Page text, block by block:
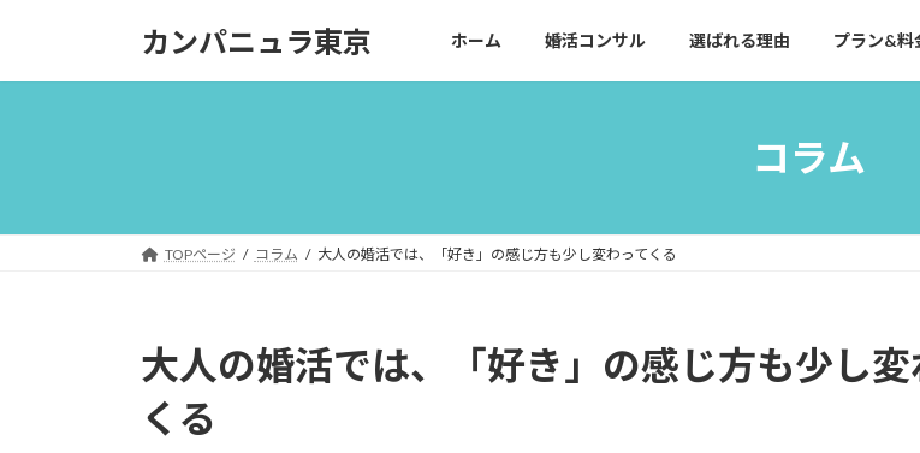
カンパニュラ東京 ホーム 婚活コンサル 選ばれる理由 プラン&料
コラム
TOPページ コラム 大人の婚活では、「好き」の感じ方も少し変わってくる
大人の婚活では、「好き」の感じ方も少し変
くる